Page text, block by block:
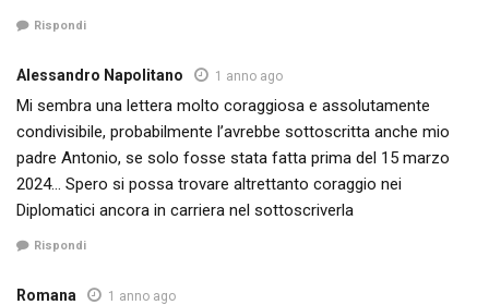
Rispondi
Alessandro Napolitano 1 anno ago
Mi sembra una lettera molto coraggiosa e assolutamente
condivisibile, probabilmente l’avrebbe sottoscritta anche mio
padre Antonio, se solo fosse stata fatta prima del 15 marzo
2024… Spero si possa trovare altrettanto coraggio nei
Diplomatici ancora in carriera nel sottoscriverla
Rispondi
Romana 1 anno ago